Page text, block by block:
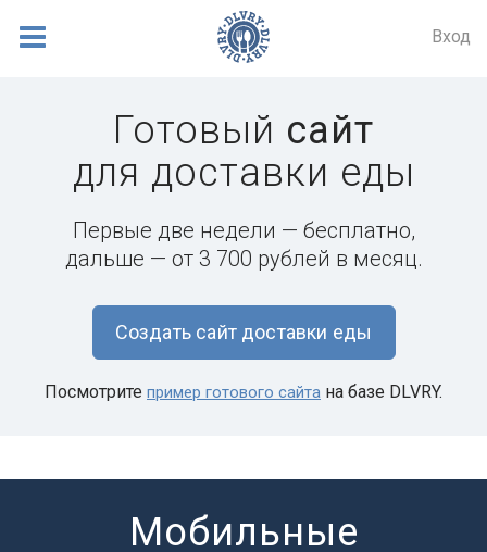
Вход
Готовый сайт
для доставки еды
Первые две недели — бесплатно,
дальше — от 3 700 рублей в месяц.
Создать сайт доставки еды
Посмотрите пример готового сайта на базе DLVRY.
Мобильные